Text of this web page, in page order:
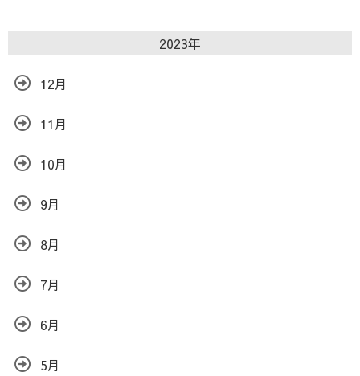
2023年
12月
11月
10月
9月
8月
7月
6月
5月